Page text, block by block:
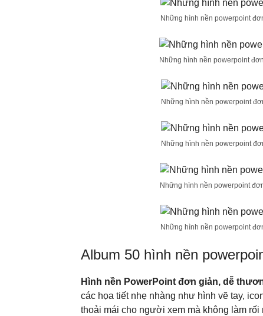
Những hình nền powerpoint
Những hình nền powerpoint
Những hình nền powerpoint
Những hình nền powerpoint
Những hình nền powerpoint
Những hình nền powerpoint
Album 50 hình nền
Hình nền PowerPoint đơn giản, dễ
các họa tiết nhẹ nhàng như hình vẽ tay,
thoải mái cho người xem mà không làm